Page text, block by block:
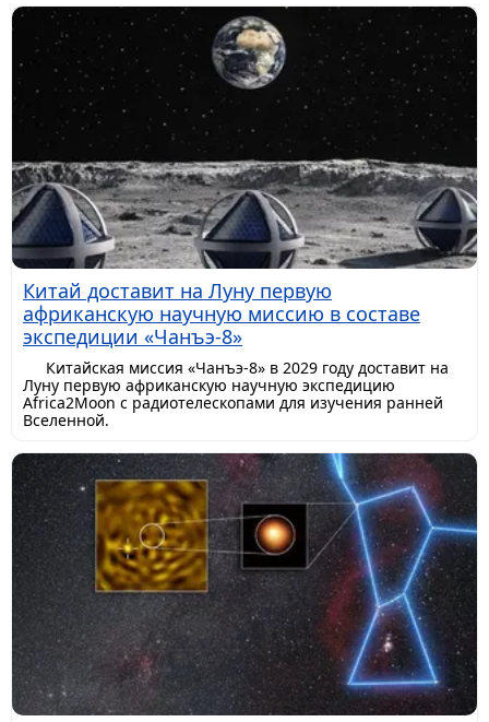
Китай доставит на Луну первую
африканскую научную миссию в составе
экспедиции «Чанъэ-8»
Китайская миссия «Чанъэ-8» в 2029 году доставит на
Луну первую африканскую научную экспедицию
Africa2Moon с радиотелескопами для изучения ранней
Вселенной.